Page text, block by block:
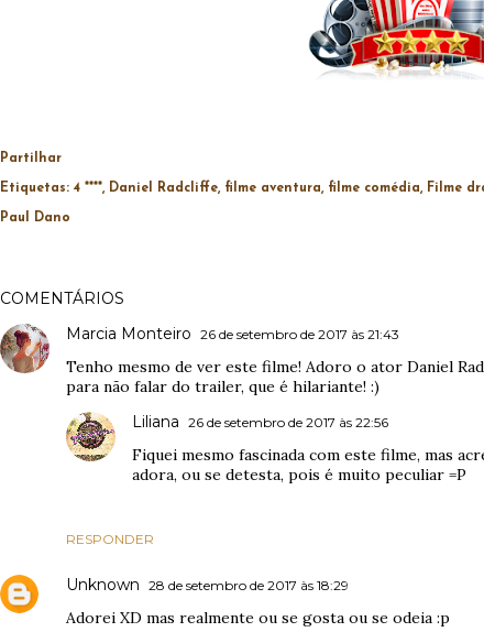
Partilhar
Etiquetas: 4 **** Daniel Radcliffe filme aventura filme comédia Filme
Paul Dano
COMENTÁRIOS
Marcia Monteiro 26 de setembro de 2017 às 21:43
Tenho mesmo de ver este filme! Adoro o ator Daniel
para não falar do trailer, que é hilariante! :)
RESPONDER
Liliana 26 de setembro de 2017 às 22:56
Fiquei mesmo fascinada com este filme, mas
adora, ou se detesta, pois é muito peculiar =P
Unknown 28 de setembro de 2017 às 18:29
Adorei XD mas realmente ou se gosta ou se odeia :p